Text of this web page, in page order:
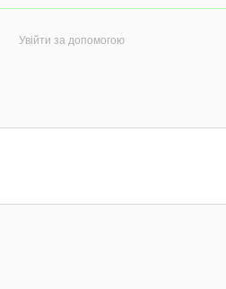
Увійти за допомогою